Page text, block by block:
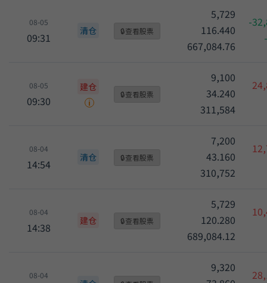
08-05
09:31 清仓 🔒查看股票
5,729
116.440
667,084.76
-
08-05
09:30
建仓
i
🔒查看股票
9,100
34.240
311,584
08-04
14:54 清仓 🔒查看股票
7,200
43.160
310,752
08-04
14:38 建仓 🔒查看股票
5,729
120.280
689,084.12
08-04
9,320